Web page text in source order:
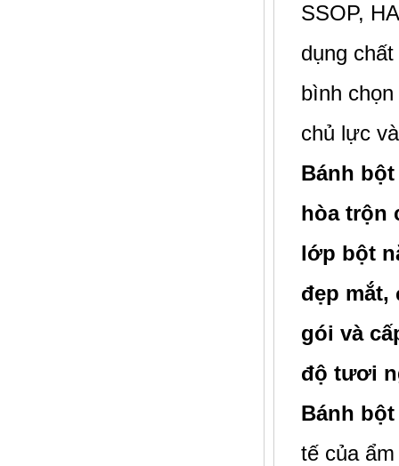
SSOP,
dụng
bình
chủ lực
Bánh
hòa trộn
lớp bột
đẹp
gói và
độ tươi
Bánh
tế của